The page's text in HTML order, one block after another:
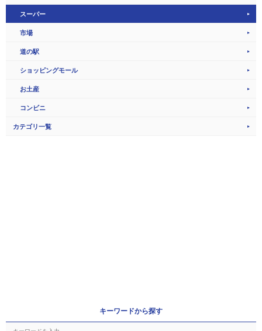
スーパー
市場
道の駅
ショッピングモール
お土産
コンビニ
カテゴリ一覧
キーワードから探す